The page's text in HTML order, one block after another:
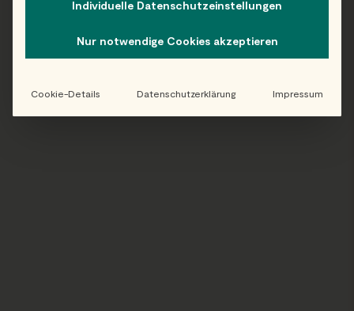
Folge uns auf Instagram!
Individuelle Datenschutzeinstellungen
Nur notwendige Cookies akzeptieren
Cookie-Details Datenschutzerklärung Impressum